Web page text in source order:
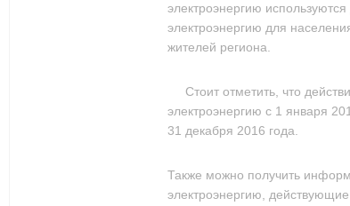
электроэнергию
электроэнергию для
жителей региона.
Стоит отметить, что
электроэнергию с 1 января
31 декабря 2016 года.
Также можно получить
электроэнергию,